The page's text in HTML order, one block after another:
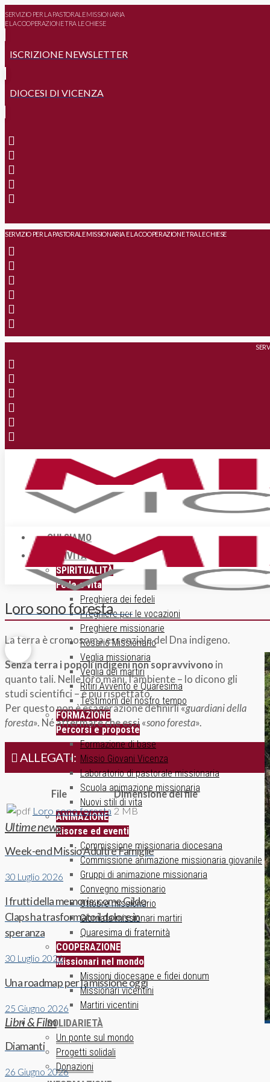
SERVIZIO PER LA PASTORALE MISSIONARIA
E LA COOPERAZIONE TRA LE CHIESE
ISCRIZIONE NEWSLETTER
DIOCESI DI VICENZA
SERVIZIO PER LA PASTORALE MISSIONARIA E LA COOPERAZIONE TRA LE CHIESE
CHI SIAMO
ATTIVITÀ
SPIRITUALITÀ
Fede e vita
Preghiera dei fedeli
Preghiere per le vocazioni
Preghiere missionarie
Rosario Missionario
Veglia missionaria
Veglia dei martiri
Ritiri Avvento e Quaresima
Testimoni del nostro tempo
FORMAZIONE
Percorsi e proposte
Formazione di base
Missio Giovani Vicenza
Laboratorio di pastorale missionaria
Scuola animazione missionaria
Nuovi stili di vita
ANIMAZIONE
Risorse ed eventi
Commissione missionaria diocesana
Commissione animazione missionaria giovanile
Gruppi di animazione missionaria
Convegno missionario
Ottobre missionario
Giornata missionari martiri
Quaresima di fraternità
COOPERAZIONE
Missionari nel mondo
Missioni diocesane e fidei donum
Missionari vicentini
Martiri vicentini
SOLIDARIETÀ
Un ponte sul mondo
Progetti solidali
Donazioni
ISCRIZIONE NEWSLETTER
Loro sono foresta
La terra è cromosoma essenziale del Dna indigeno.
Senza terra i popoli indigeni non sopravvivono in
quanto tali. Nelle loro mani, l’ambiente – lo dicono gli
studi scientifici – è più rispettato.
Per questo non è esagerazione definirli «guardianidella
foresta». Né affermare che essi «sonoforesta».
ALLEGATI:
File
Dimensione del file
Loro sono foresta 2 MB
Ultime news
Week-end Missio Adulti e Famiglie
30 Luglio 2026
I frutti della memoria: come Gildo
Claps ha trasformato il dolore in
speranza
30 Luglio 2026
Una roadmap per la missione oggi
25 Giugno 2026
Libri & Film
Diamanti
26 Giugno 2026